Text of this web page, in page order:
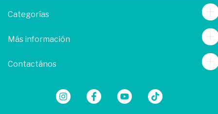
Categorías
Más información
Contactános